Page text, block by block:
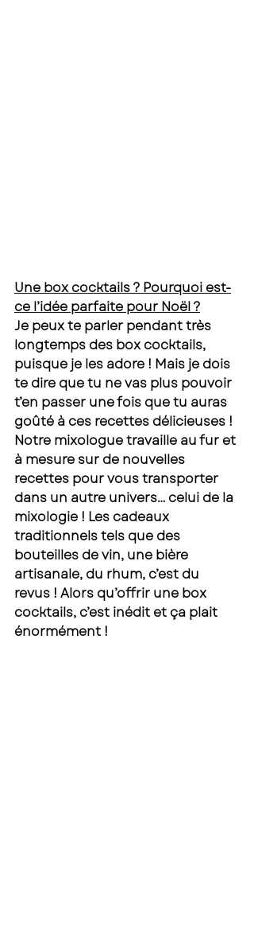
Une box cocktails ? Pourquoi est-
ce l’idée parfaite pour Noël ?
Je peux te parler pendant très
longtemps des box cocktails,
puisque je les adore ! Mais je dois
te dire que tu ne vas plus pouvoir
t’en passer une fois que tu auras
goûté à ces recettes délicieuses !
Notre mixologue travaille au fur et
à mesure sur de nouvelles
recettes pour vous transporter
dans un autre univers… celui de la
mixologie ! Les cadeaux
traditionnels tels que des
bouteilles de vin, une bière
artisanale, du rhum, c’est du
revus ! Alors qu’offrir une box
cocktails, c’est inédit et ça plait
énormément !